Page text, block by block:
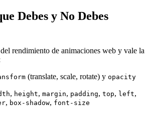
Debes y No Debes
rendimiento de animaciones web y vale la
(translate, scale, rotate) y opacity
, height, margin, padding, top, left,
, box-shadow, font-size